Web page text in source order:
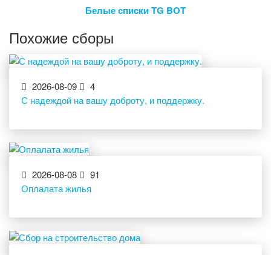
Белые списки TG BOT
Похожие сборы
2026-08-09
4
С надеждой на вашу доброту, и поддержку.
2026-08-08
91
Оплалата жилья